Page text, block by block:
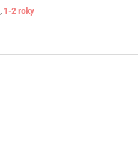
, 1-2 roky